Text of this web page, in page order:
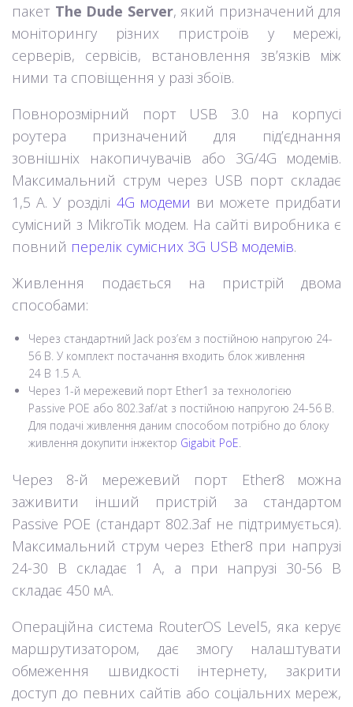
пакет The Dude Server, який призначений для
моніторингу різних пристроїв у мережі,
серверів, сервісів, встановлення зв’язків між
ними та сповіщення у разі збоїв.
Повнорозмірний порт USB 3.0 на корпусі
роутера призначений для під’єднання
зовнішніх накопичувачів або 3G/4G модемів.
Максимальний струм через USB порт складає
1,5 А. У розділі 4G модеми ви можете придбати
сумісний з MikroTik модем. На сайті виробника є
повний перелік сумісних 3G USB модемів.
Живлення подається на пристрій двома
способами:
Через стандартний Jack роз’єм з постійною напругою 24-
56 В. У комплект постачання входить блок живлення
24 В 1.5 А.
Через 1-й мережевий порт Ether1 за технологією
Passive POE або 802.3af/at з постійною напругою 24-56 В.
Для подачі живлення даним способом потрібно до блоку
живлення докупити інжектор Gigabit PoE.
Через 8-й мережевий порт Ether8 можна
заживити інший пристрій за стандартом
Passive POE (стандарт 802.3af не підтримується).
Максимальний струм через Ether8 при напрузі
24-30 В складає 1 А, а при напрузі 30-56 В
складає 450 мА.
Операційна система RouterOS Level5, яка керує
маршрутизатором, дає змогу налаштувати
обмеження швидкості інтернету, закрити
доступ до певних сайтів або соціальних мереж,